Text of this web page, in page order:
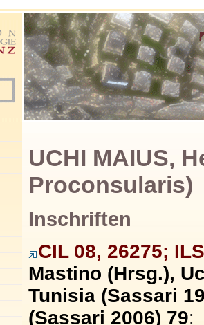
UCHI MAIUS,
Proconsularis)
Inschriften
CIL 08, 26275;
Mastino (Hrsg.),
Tunisia (Sassari
(Sassari 2006) 79: